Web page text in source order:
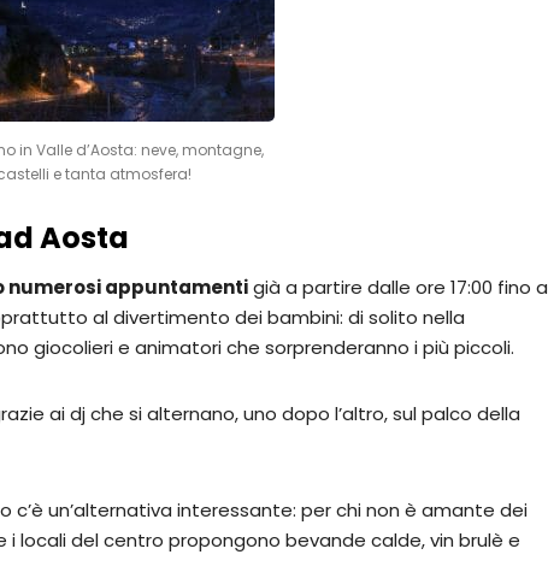
in Valle d’Aosta: neve, montagne,
e tanta atmosfera!
Aosta
numerosi appuntamentigià a partire dalle ore 17:00 fino a
al divertimento dei bambini: di solito nella
giocolieri e animatori che sorprenderanno i più piccoli.
ai dj che si alternano, uno dopo l’altro, sul palco della
c’è un’alternativa interessante: per chi non è amante dei
locali del centro propongono bevande calde, vin brulè e